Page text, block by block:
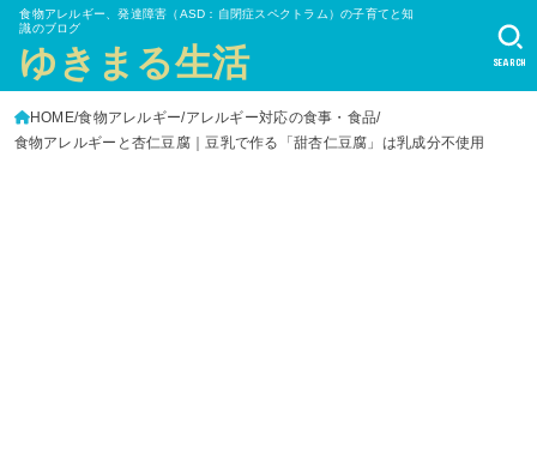
食物アレルギー、発達障害（ASD：自閉症スペクトラム）の子育てと知
識のブログ
ゆきまる生活 SEARCH
HOME 食物アレルギー アレルギー対応の食事・食品
食物アレルギーと杏仁豆腐｜豆乳で作る「甜杏仁豆腐」は乳成分不使用